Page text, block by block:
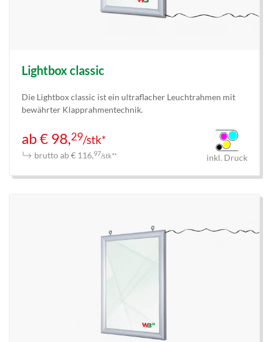
Lightbox classic
Die Lightbox classic ist ein ultraflacher Leuchtrahmen mit
bewährter Klapprahmentechnik.
ab € 98,29/stk*
brutto ab € 116,97/stk** inkl. Druck